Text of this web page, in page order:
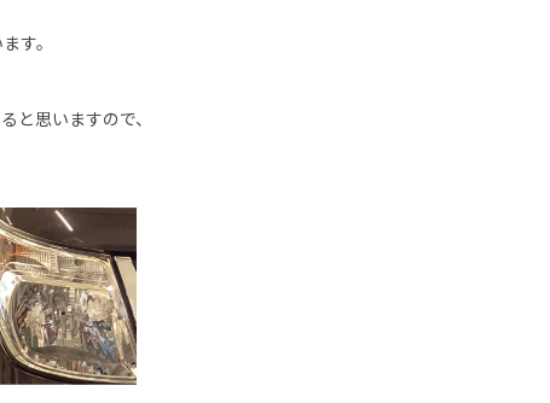
す。
と思いますので、